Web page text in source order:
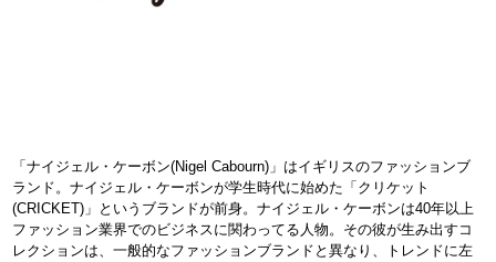
「ナイジェル・ケーボン(Nigel Cabourn)」はイギリスのファッションブ
ランド。ナイジェル・ケーボンが学生時代に始めた「クリケット
(CRICKET)」というブランドが前身。ナイジェル・ケーボンは40年以上
ファッション業界でのビジネスに関わってる人物。その彼が生み出すコ
レクションは、一般的なファッションブランドと異なり、トレンドに左